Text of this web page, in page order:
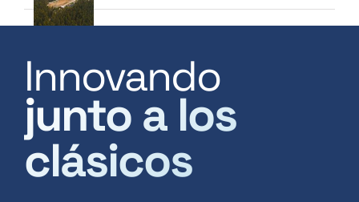
Innovando
junto a los
clásicos